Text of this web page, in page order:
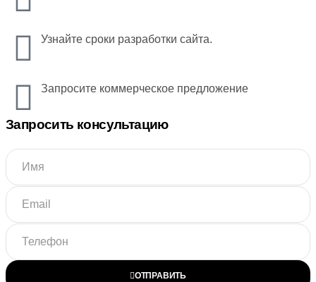
Узнайте сроки разработки сайта.
Запросите коммерческое предложение
Запросить консультацию
ОТПРАВИТЬ